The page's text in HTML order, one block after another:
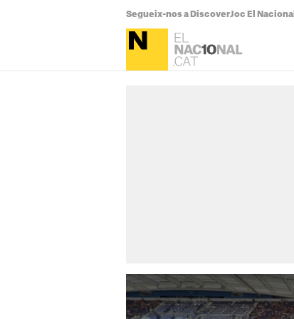
Segueix-nos a DiscoverJoc El Nacional